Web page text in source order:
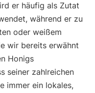
er häufig als Zutat
während er zu
oder weißem
wir bereits erwähnt
Honigs
seiner zahlreichen
immer ein lokales,